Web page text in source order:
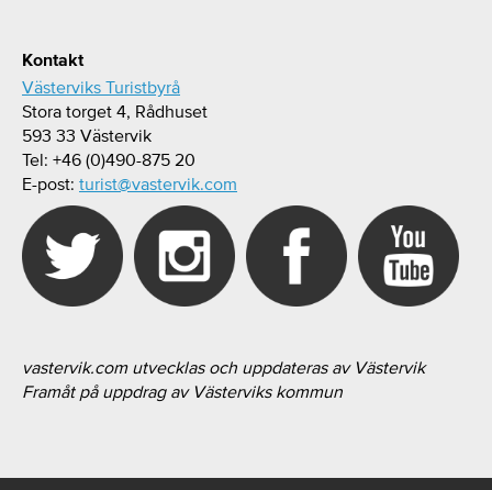
Kontakt
Västerviks Turistbyrå
Stora torget 4, Rådhuset
593 33 Västervik
Tel: +46 (0)490-875 20
E-post: turist@vastervik.com
vastervik.com utvecklas och uppdateras av Västervik
Framåt på uppdrag av Västerviks kommun